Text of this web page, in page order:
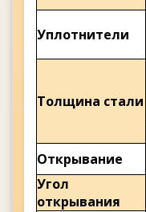
Уплотнители
Толщина стали
Открывание
Угол
открывания